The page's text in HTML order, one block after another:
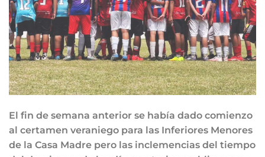
El fin de semana anterior se había dado comienzo
al certamen veraniego para las Inferiores Menores
de la Casa Madre pero las inclemencias del tiempo